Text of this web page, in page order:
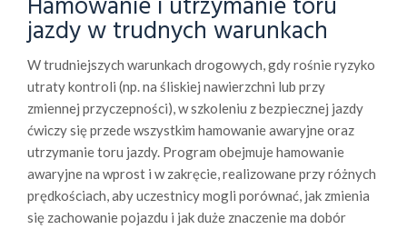
Hamowanie i utrzymanie toru
jazdy w trudnych warunkach
W trudniejszych warunkach drogowych, gdy rośnie ryzyko
utraty kontroli (np. na śliskiej nawierzchni lub przy
zmiennej przyczepności), w szkoleniu z bezpiecznej jazdy
ćwiczy się przede wszystkim hamowanie awaryjne oraz
utrzymanie toru jazdy. Program obejmuje hamowanie
awaryjne na wprost i w zakręcie, realizowane przy różnych
prędkościach, aby uczestnicy mogli porównać, jak zmienia
się zachowanie pojazdu i jak duże znaczenie ma dobór